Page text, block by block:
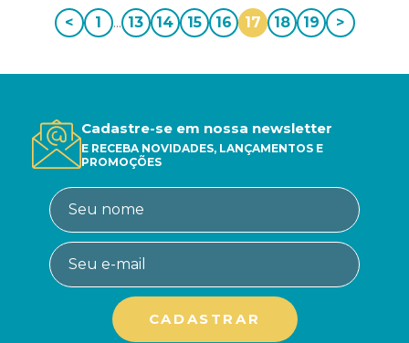
< 1 ... 13 14 15 16 17 18 19 >
Cadastre-se em nossa newsletter
E RECEBA NOVIDADES, LANÇAMENTOS E
PROMOÇÕES